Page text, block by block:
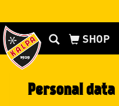
Personal data